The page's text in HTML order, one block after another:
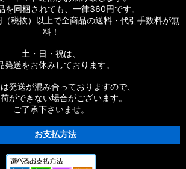
を同梱されても、一律360円です。
税抜）以上で全商品の送料・代引手数料が無
料！
土・日・祝は、
発送をお休みしております。
発送が混み合っておりますので、
ができない場合がございます。
ご了承下さいませ。
お支払方法